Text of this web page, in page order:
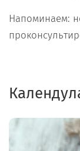
Напоминаем: